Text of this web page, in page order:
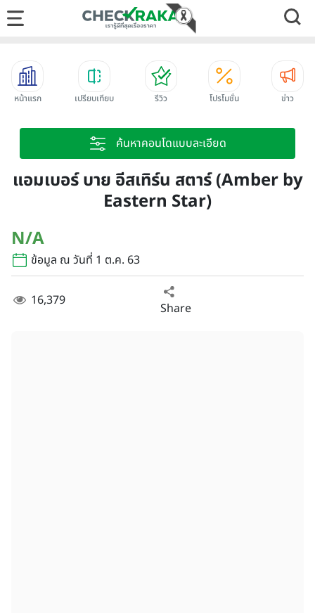
หน้าแรก เปรียบเทียบ รีวิว โปรโมชั่น ข่าว
ค้นหาคอนโดแบบละเอียด
แอมเบอร์ บาย อีสเทิร์น สตาร์ (Amber by
Eastern Star)
N/A
ข้อมูล ณ วันที่ 1 ต.ค. 63
16,379 Share